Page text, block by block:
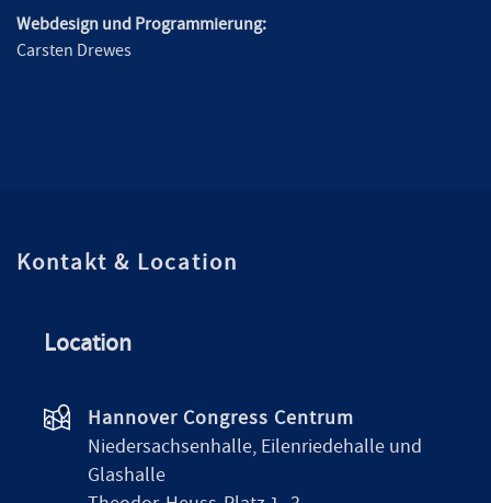
Webdesign und Programmierung:
Carsten Drewes
Kontakt & Location
Location
Hannover Congress Centrum
Niedersachsenhalle, Eilenriedehalle und
Glashalle